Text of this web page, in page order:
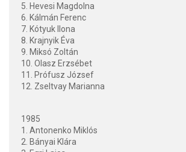
5. Hevesi Magdolna
6. Kálmán Ferenc
7. Kótyuk Ilona
8. Krajnyik Éva
9. Miksó Zoltán
10. Olasz Erzsébet
11. Prófusz József
12. Zseltvay Marianna
1985
1. Antonenko Miklós
2. Bányai Klára